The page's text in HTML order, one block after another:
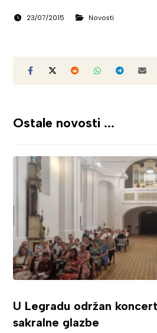
23/07/2015 Novosti
Ostale novosti ...
U Legradu održan
sakralne glazbe